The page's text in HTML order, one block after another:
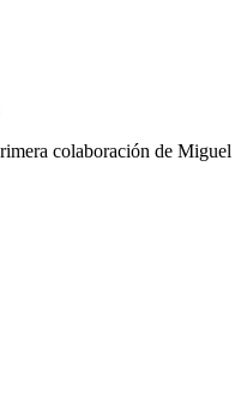
colaboración de Miguel